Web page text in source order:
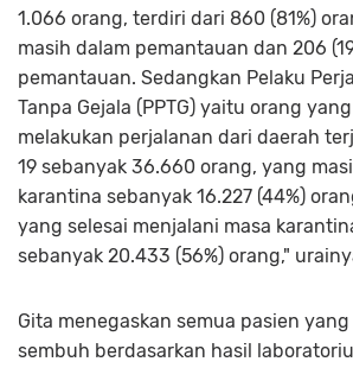
1.066 orang, terdiri dari 860 (81%)
masih dalam pemantauan dan 206
pemantauan. Sedangkan Pelaku
Tanpa Gejala (PPTG) yaitu orang
melakukan perjalanan dari daerah
19 sebanyak 36.660 orang, yang
karantina sebanyak 16.227 (44%)
yang selesai menjalani masa
sebanyak 20.433 (56%) orang,"
Gita menegaskan semua pasien
sembuh berdasarkan hasil